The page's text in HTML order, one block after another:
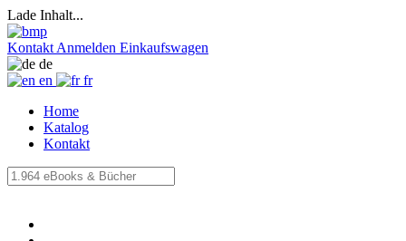
Lade Inhalt...
Kontakt Anmelden Einkaufswagen
de
en
fr
Home
Katalog
Kontakt